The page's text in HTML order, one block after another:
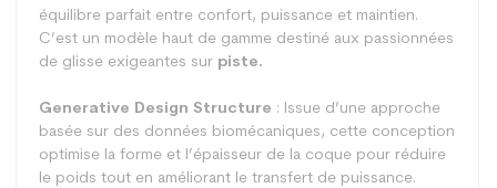
équilibre parfait entre confort, puissance et maintien.
C’est un modèle haut de gamme destiné aux passionnées
de glisse exigeantes sur piste.
Generative Design Structure : Issue d’une approche
basée sur des données biomécaniques, cette conception
optimise la forme et l’épaisseur de la coque pour réduire
le poids tout en améliorant le transfert de puissance.